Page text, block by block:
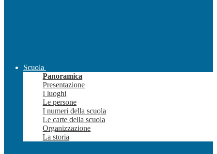
Scuola
Panoramica
Presentazione
I luoghi
Le persone
I numeri della scuola
Le carte della scuola
Organizzazione
La storia